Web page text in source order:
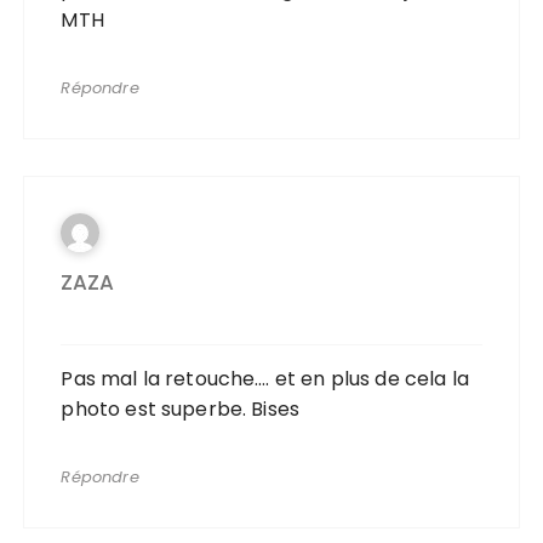
MTH
Répondre
ZAZA
Pas mal la retouche…. et en plus de cela la
photo est superbe. Bises
Répondre